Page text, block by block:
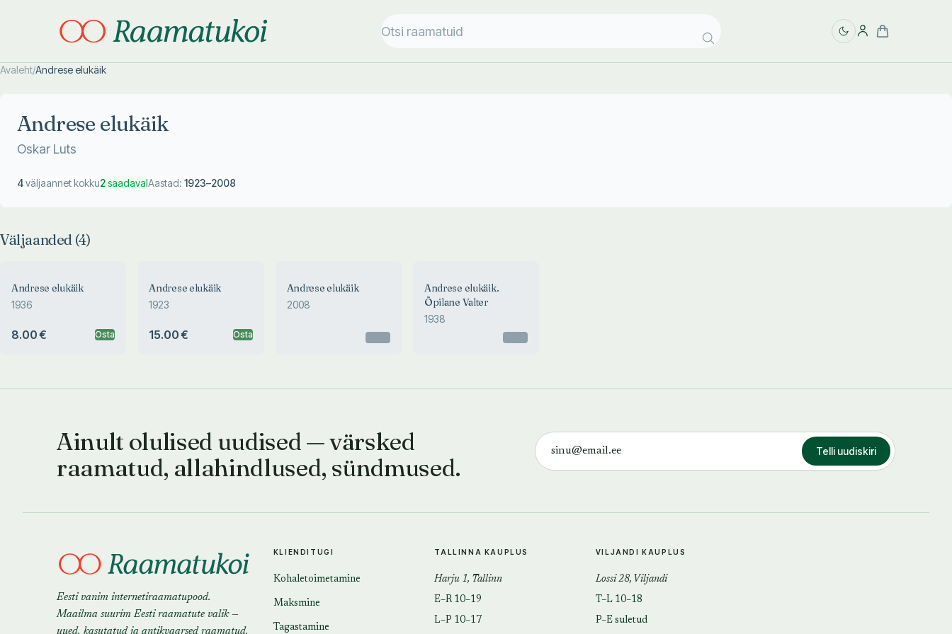
Avaleht/Andrese elukäik
Andrese elukäik
Oskar Luts
4väljaannet kokku2saadavalAastad: 1923–2008
Väljaanded (4)
Andrese elukäik
1936
8.00 € Osta
Andrese elukäik
1923
15.00 € Osta
Andrese elukäik
2008
ANDRESE ELUKÄIK.
ÕPILANE VALTER
Andrese elukäik.
Õpilane Valter
1938
Ainult olulised uudised — värsked
raamatud, allahindlused, sündmused.
Telli uudiskiri
Eesti vanim internetiraamatupood.
Maailma suurim Eesti raamatute valik —
uued, kasutatud ja antikvaarsed raamatud.
KLIENDITUGI
Kohaletoimetamine
Maksmine
Tagastamine
TALLINNA KAUPLUS
Harju 1, Tallinn
E–R 10–19
L–P 10–17
VILJANDI KAUPLUS
Lossi 28, Viljandi
T–L 10–18
P–E suletud